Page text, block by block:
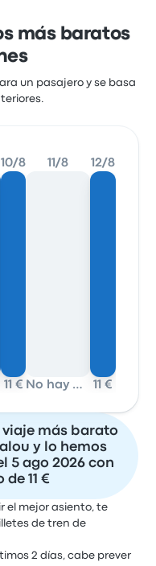
más baratos
un pasajero y se basa
10/8
11 €
11/8
No hay datos
12/8
11 €
viaje más barato
y lo hemos
5 ago 2026 con
de 11 €
el mejor asiento, te
de tren de
2 días, cabe prever